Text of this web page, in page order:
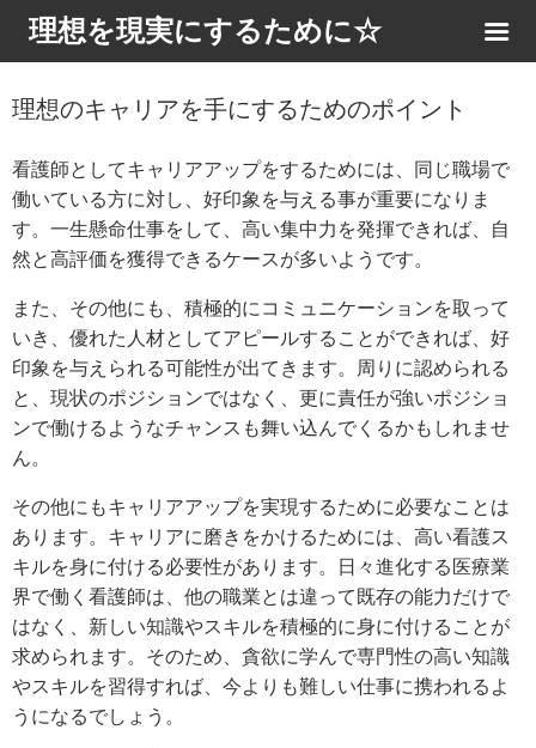
理想を現実にするために☆
理想のキャリアを手にするためのポイント
看護師としてキャリアアップをするためには、同じ職場で
働いている方に対し、好印象を与える事が重要になりま
す。一生懸命仕事をして、高い集中力を発揮できれば、自
然と高評価を獲得できるケースが多いようです。
また、その他にも、積極的にコミュニケーションを取って
いき、優れた人材としてアピールすることができれば、好
印象を与えられる可能性が出てきます。周りに認められる
と、現状のポジションではなく、更に責任が強いポジショ
ンで働けるようなチャンスも舞い込んでくるかもしれませ
ん。
その他にもキャリアアップを実現するために必要なことは
あります。キャリアに磨きをかけるためには、高い看護ス
キルを身に付ける必要性があります。日々進化する医療業
界で働く看護師は、他の職業とは違って既存の能力だけで
はなく、新しい知識やスキルを積極的に身に付けることが
求められます。そのため、貪欲に学んで専門性の高い知識
やスキルを習得すれば、今よりも難しい仕事に携われるよ
うになるでしょう。